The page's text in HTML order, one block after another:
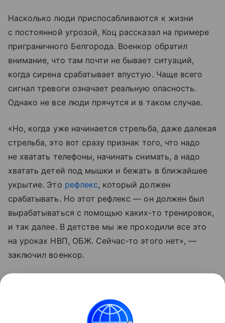
Насколько люди приспосабливаются к жизни
с постоянной угрозой, Коц рассказал на примере
приграничного Белгорода. Военкор обратил
внимание, что там почти не бывает ситуаций,
когда сирена срабатывает впустую. Чаще всего
сигнал тревоги означает реальную опасность.
Однако не все люди прячутся и в таком случае.
«Но, когда уже начинается стрельба, даже далекая
стрельба, это вот сразу признак того, что надо
не хватать телефоны, начинать снимать, а надо
хватать детей под мышки и бежать в ближайшее
укрытие. Это рефлекс, который должен
срабатывать. Но этот рефлекс — он должен был
вырабатываться с помощью каких-то тренировок,
и так далее. В детстве мы же проходили все это
на уроках НВП, ОБЖ. Сейчас-то этого нет», —
заключил военкор.